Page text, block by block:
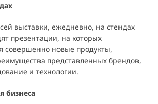
выставки, ежедневно, на стендах
презентации, на которых
совершенно новые продукты,
представленных брендов,
и технологии.
бизнеса